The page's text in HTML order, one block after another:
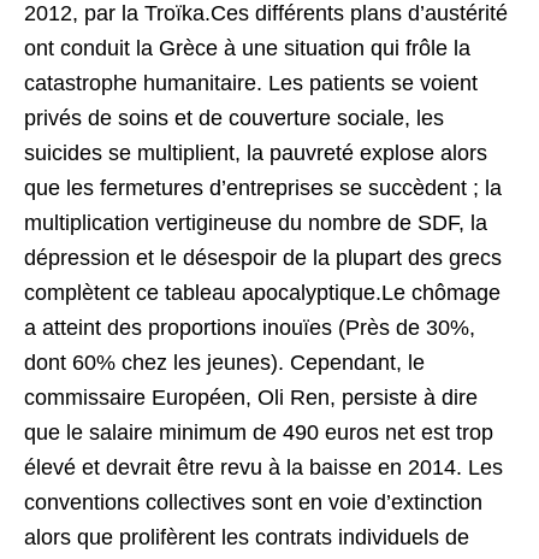
2012, par la Troïka.Ces différents plans d’austérité
ont conduit la Grèce à une situation qui frôle la
catastrophe humanitaire. Les patients se voient
privés de soins et de couverture sociale, les
suicides se multiplient, la pauvreté explose alors
que les fermetures d’entreprises se succèdent ; la
multiplication vertigineuse du nombre de SDF, la
dépression et le désespoir de la plupart des grecs
complètent ce tableau apocalyptique.Le chômage
a atteint des proportions inouïes (Près de 30%,
dont 60% chez les jeunes). Cependant, le
commissaire Européen, Oli Ren, persiste à dire
que le salaire minimum de 490 euros net est trop
élevé et devrait être revu à la baisse en 2014. Les
conventions collectives sont en voie d’extinction
alors que prolifèrent les contrats individuels de